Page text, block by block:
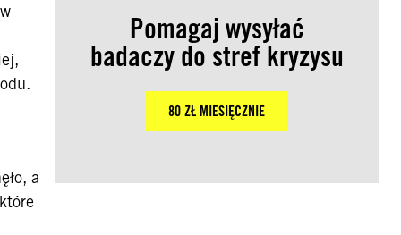
a
Pomagaj wysyłać
badaczy do stref kryzysu
80 ZŁ MIESIĘCZNIE